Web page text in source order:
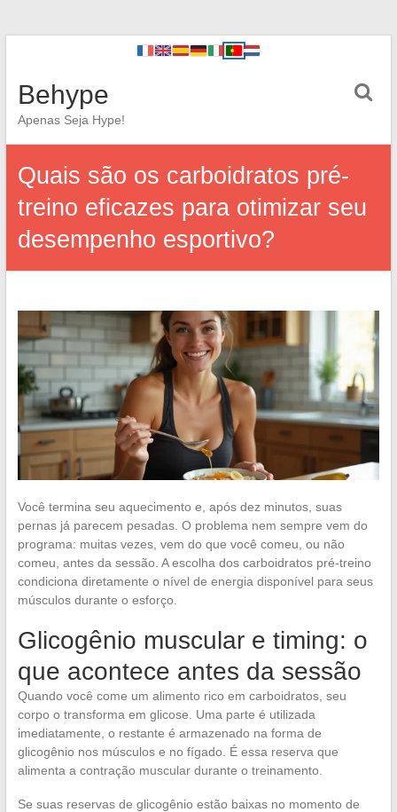
Behype
Apenas Seja Hype!
Quais são os carboidratos pré-
treino eficazes para otimizar seu
desempenho esportivo?
Você termina seu aquecimento e, após dez minutos, suas
pernas já parecem pesadas. O problema nem sempre vem do
programa: muitas vezes, vem do que você comeu, ou não
comeu, antes da sessão. A escolha dos carboidratos pré-treino
condiciona diretamente o nível de energia disponível para seus
músculos durante o esforço.
Glicogênio muscular e timing: o
que acontece antes da sessão
Quando você come um alimento rico em carboidratos, seu
corpo o transforma em glicose. Uma parte é utilizada
imediatamente, o restante é armazenado na forma de
glicogênio nos músculos e no fígado. É essa reserva que
alimenta a contração muscular durante o treinamento.
Se suas reservas de glicogênio estão baixas no momento de